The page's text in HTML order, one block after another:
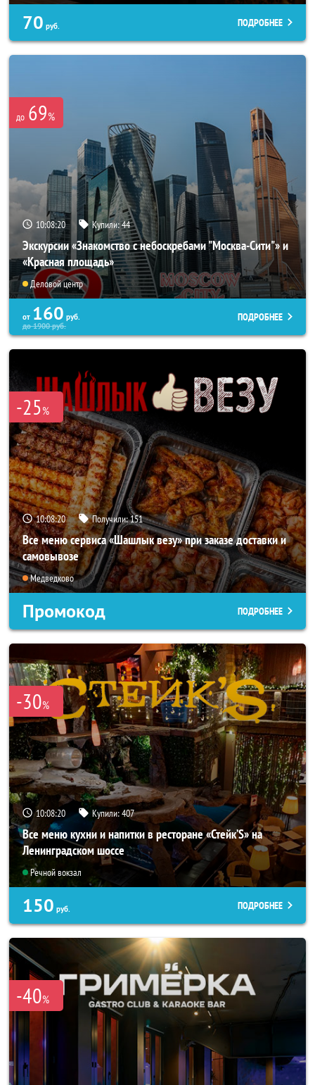
70 руб. ПОДРОБНЕЕ
до 69%
10:08:17 Купили:44
Экскурсии «Знакомство с небоскребами "Москва-Сити"» и
«Красная площадь»
Деловой центр
от 160 руб.
до1900руб.
ПОДРОБНЕЕ
-25%
10:08:17 Получили:151
Все меню сервиса «Шашлык везу» при заказе доставки и
самовывозе
Медведково
Промокод ПОДРОБНЕЕ
-30%
10:08:17 Купили:407
Все меню кухни и напитки в ресторане «Стейк’S» на
Ленинградском шоссе
Речной вокзал
150 руб. ПОДРОБНЕЕ
-40%